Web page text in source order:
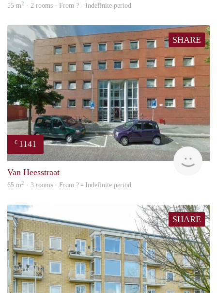
55 m2 · 2 rooms · From ? - Indefinite period
SHARE
€ 1141
rent
Van Heesstraat
65 m2 · 3 rooms · From ? - Indefinite period
SHARE